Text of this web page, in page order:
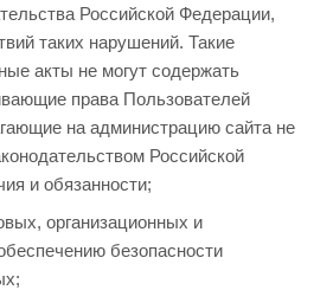
Российской Федерации,
таких нарушений. Такие
акты не могут содержать
права Пользователей
на администрацию сайта не
Российской
и обязанности;
организационных и
безопасности